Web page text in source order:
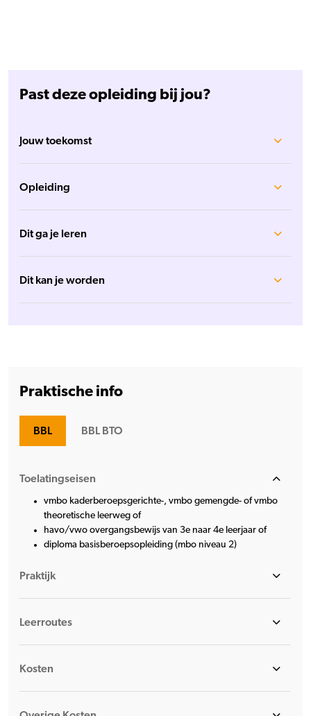
Past deze opleiding bij jou?
Jouw toekomst
Opleiding
Dit ga je leren
Dit kan je worden
Praktische info
BBL BBL BTO
Toelatingseisen
vmbo kaderberoepsgerichte-, vmbo gemengde- of vmbo
theoretische leerweg of
havo/vwo overgangsbewijs van 3e naar 4e leerjaar of
diploma basisberoepsopleiding (mbo niveau 2)
Praktijk
Leerroutes
Kosten